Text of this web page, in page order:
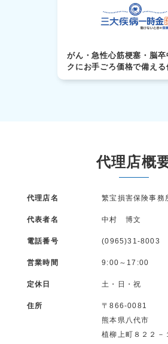
がん・急性心筋梗塞・脳卒
クにお手ごろ価格で備える
代理店概
代理店名 繁宝損害保険事務
代表者名 中村 博文
電話番号 (0965)31-8003
営業時間 9:00～17:00
定休日 土・日・祝
住所
〒866-0081
熊本県八代市
植柳上町８２２－